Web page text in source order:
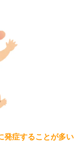
発症することが多い